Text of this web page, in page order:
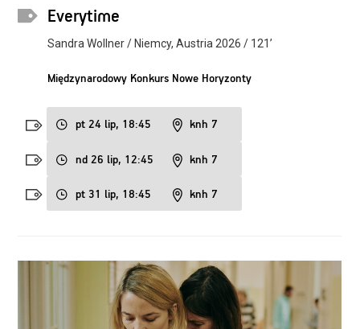
Everytime
Sandra Wollner / Niemcy, Austria 2026 / 121’
Międzynarodowy Konkurs Nowe Horyzonty
pt 24 lip, 18:45 knh 7
nd 26 lip, 12:45 knh 7
pt 31 lip, 18:45 knh 7